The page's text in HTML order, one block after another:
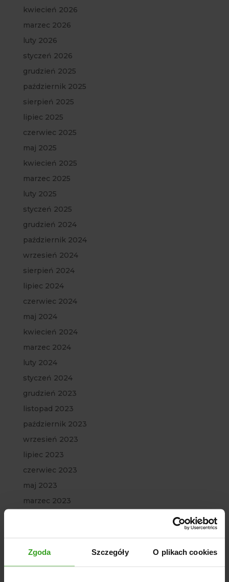
Zgoda Szczegóły O plikach cookies
kwiecień 2026
marzec 2026
luty 2026
styczeń 2026
grudzień 2025
październik 2025
sierpień 2025
lipiec 2025
czerwiec 2025
maj 2025
kwiecień 2025
marzec 2025
luty 2025
styczeń 2025
grudzień 2024
październik 2024
wrzesień 2024
sierpień 2024
lipiec 2024
czerwiec 2024
maj 2024
kwiecień 2024
marzec 2024
luty 2024
styczeń 2024
grudzień 2023
listopad 2023
październik 2023
wrzesień 2023
lipiec 2023
czerwiec 2023
maj 2023
marzec 2023